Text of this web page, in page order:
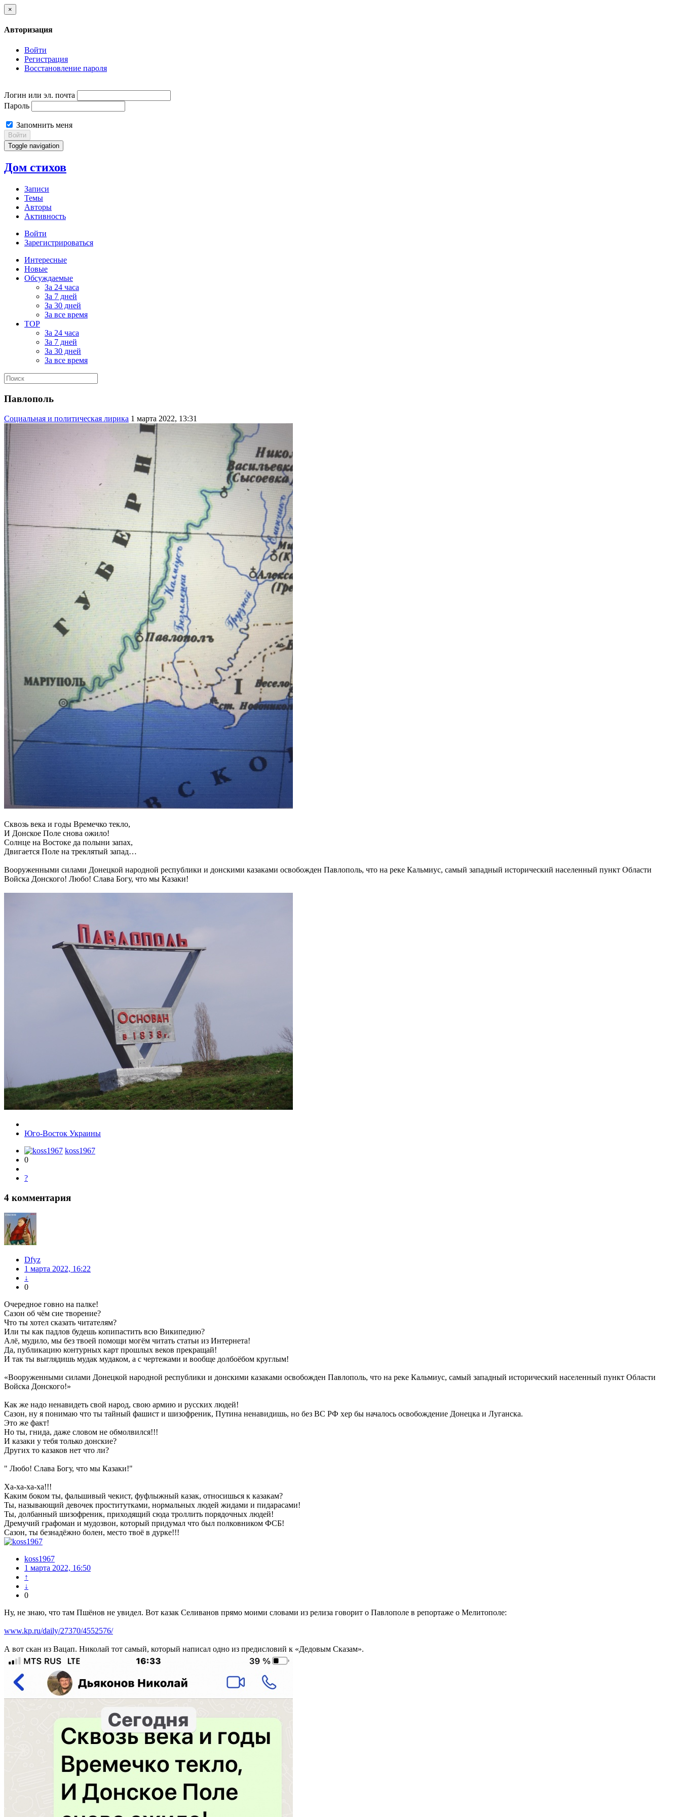
×
Авторизация
Войти
Регистрация
Восстановление пароля
Логин или эл. почта
Пароль
Запомнить меня
Войти
Toggle navigation
Дом стихов
Записи
Темы
Авторы
Активность
Войти
Зарегистрироваться
Интересные
Новые
Обсуждаемые
За 24 часа
За 7 дней
За 30 дней
За все время
TOP
За 24 часа
За 7 дней
За 30 дней
За все время
Павлополь
Социальная и политическая лирика 1 марта 2022, 13:31
Сквозь века и годы Времечко текло,
И Донское Поле снова ожило!
Солнце на Востоке да полыни запах,
Двигается Поле на треклятый запад…
Вооруженными силами Донецкой народной республики и донскими казаками освобожден Павлополь, что на реке Кальмиус, самый западный исторический населенный пункт Области
Войска Донского! Любо! Слава Богу, что мы Казаки!
Юго-Восток Украины
koss1967
0
?
4 комментария
Dfyz
1 марта 2022, 16:22
↓
0
Очередное говно на палке!
Сазон об чём сие творение?
Что ты хотел сказать читателям?
Или ты как падлов будешь копипастить всю Википедию?
Алё, мудило, мы без твоей помощи могём читать статьи из Интернета!
Да, публикацию контурных карт прошлых веков прекращай!
И так ты выглядишь мудак мудаком, а с чертежами и вообще долбоёбом круглым!
«Вооруженными силами Донецкой народной республики и донскими казаками освобожден Павлополь, что на реке Кальмиус, самый западный исторический населенный пункт Области
Войска Донского!»
Как же надо ненавидеть свой народ, свою армию и русских людей!
Сазон, ну я понимаю что ты тайный фашист и шизофреник, Путина ненавидишь, но без ВС РФ хер бы началось освобождение Донецка и Луганска.
Это же факт!
Но ты, гнида, даже словом не обмолвился!!!
И казаки у тебя только донские?
Других то казаков нет что ли?
" Любо! Слава Богу, что мы Казаки!"
Ха-ха-ха-ха!!!
Каким боком ты, фальшивый чекист, фуфлыжный казак, относишься к казакам?
Ты, называющий девочек проститутками, нормальных людей жидами и пидарасами!
Ты, долбанный шизофреник, приходящий сюда троллить порядочных людей!
Дремучий графоман и мудозвон, который придумал что был полковником ФСБ!
Сазон, ты безнадёжно болен, место твоё в дурке!!!
koss1967
1 марта 2022, 16:50
↑
↓
0
Ну, не знаю, что там Пшёнов не увидел. Вот казак Селиванов прямо моими словами из релиза говорит о Павлополе в репортаже о Мелитополе:
www.kp.ru/daily/27370/4552576/
А вот скан из Вацап. Николай тот самый, который написал одно из предисловий к «Дедовым Сказам».